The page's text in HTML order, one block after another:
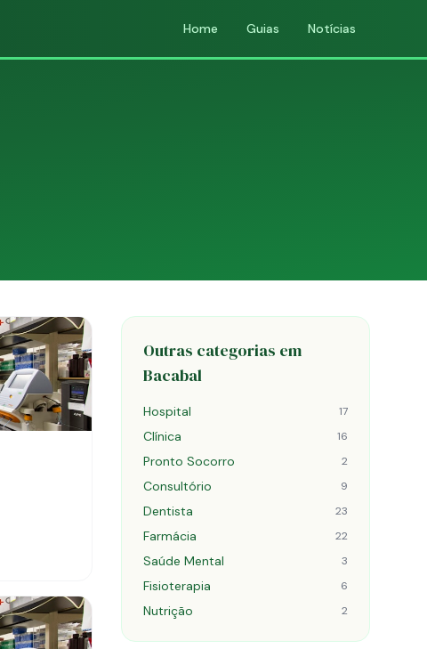
Home Guias Notícias
Outras categorias em
Bacabal
Hospital 17
Clínica 16
Pronto Socorro 2
Consultório 9
Dentista 23
Farmácia 22
Saúde Mental 3
Fisioterapia 6
Nutrição 2